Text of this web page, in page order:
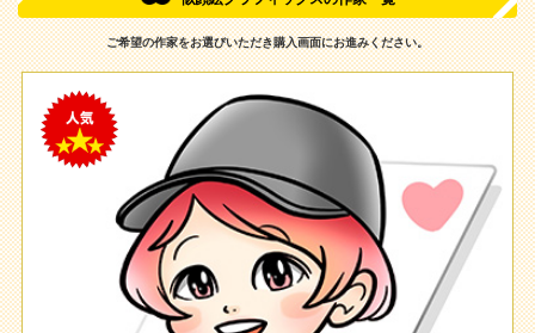
ご希望の作家をお選びいただき購入画面にお進みください。